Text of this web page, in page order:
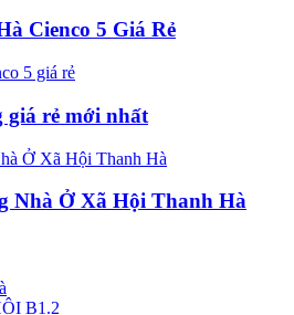
Cienco 5 Giá Rẻ
giá rẻ mới nhất
Nhà Ở Xã Hội Thanh Hà
B1.2